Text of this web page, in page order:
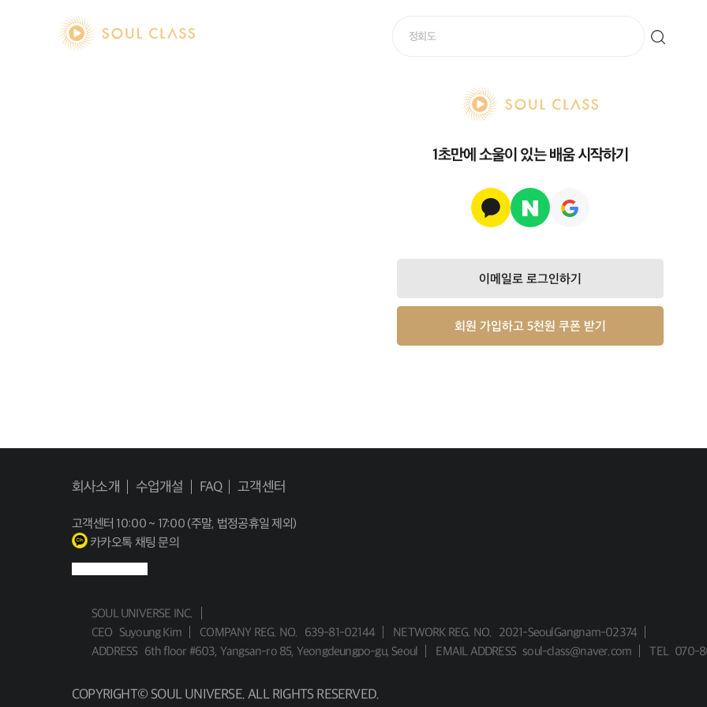
soul class
soul class
1초만에 소울이 있는 배움 시작하기
이메일로 로그인하기
회원 가입하고 5천원 쿠폰 받기
회사소개 수업개설 FAQ 고객센터
고객센터 10:00 ~ 17:00 (주말, 법정공휴일 제외)
카카오톡 채팅 문의
SOUL UNIVERSE INC.
CEO
Suyoung Kim COMPANY REG. NO. 639-81-02144 NETWORK REG. NO.
2021-SeoulGangnam-02374
ADDRESS
6th floor #603, Yangsan-ro 85, Yeongdeungpo-gu, Seoul EMAIL ADDRESS soul-class@naver.com TEL 070-
COPYRIGHT© SOUL UNIVERSE. ALL RIGHTS RESERVED.